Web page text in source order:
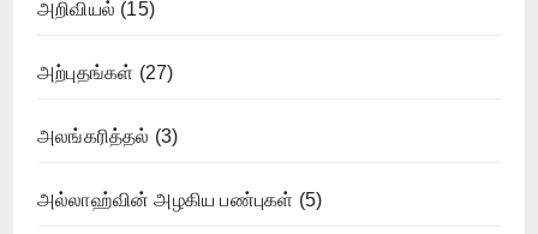
அறிவியல் (15)
அற்புதங்கள் (27)
அலங்கரித்தல் (3)
அல்லாஹ்வின் அழகிய பண்புகள் (5)